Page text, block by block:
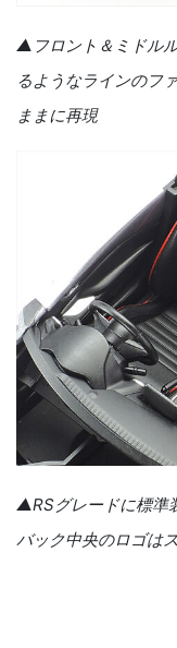
▲フロント＆ミドル
るようなラインのフ
ままに再現
▲RSグレードに標準
バック中央のロゴは